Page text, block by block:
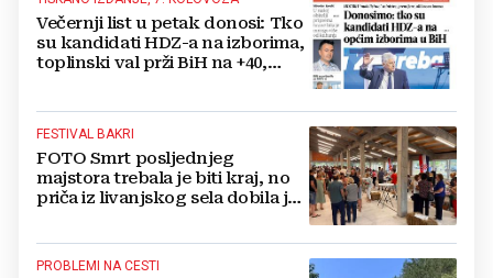
Večernji list u petak donosi: Tko
su kandidati HDZ-a na izborima,
toplinski val prži BiH na +40,
FESTIVAL BAKRI
FOTO Smrt posljednjeg
majstora trebala je biti kraj, no
priča iz livanjskog sela dobila je
PROBLEMI NA CESTI